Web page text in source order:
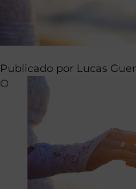
Publicado por Lucas
O